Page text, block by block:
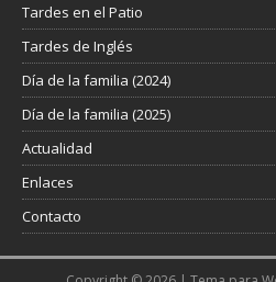
Tardes en el Patio
Tardes de Inglés
Día de la familia (2024)
Día de la familia (2025)
Actualidad
Enlaces
Contacto